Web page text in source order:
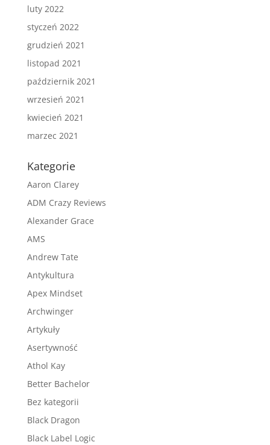
luty 2022
styczeń 2022
grudzień 2021
listopad 2021
październik 2021
wrzesień 2021
kwiecień 2021
marzec 2021
Kategorie
Aaron Clarey
ADM Crazy Reviews
Alexander Grace
AMS
Andrew Tate
Antykultura
Apex Mindset
Archwinger
Artykuły
Asertywność
Athol Kay
Better Bachelor
Bez kategorii
Black Dragon
Black Label Logic